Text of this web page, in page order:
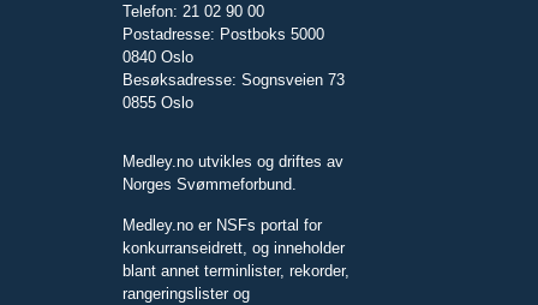
Telefon: 21 02 90 00
Postadresse: Postboks 5000
0840 Oslo
Besøksadresse: Sognsveien 73
0855 Oslo
Medley.no utvikles og driftes av
Norges Svømmeforbund.
Medley.no er NSFs portal for
konkurranseidrett, og inneholder
blant annet terminlister, rekorder,
rangeringslister og